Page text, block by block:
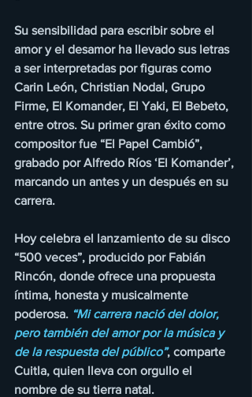
Su sensibilidad para escribir sobre el
amor y el desamor ha llevado sus letras
a ser interpretadas por figuras como
Carin León, Christian Nodal, Grupo
Firme, El Komander, El Yaki, El Bebeto,
entre otros. Su primer gran éxito como
compositor fue “El Papel Cambió”,
grabado por Alfredo Ríos ‘El Komander’,
marcando un antes y un después en su
carrera.
Hoy celebra el lanzamiento de su disco
“500 veces”, producido por Fabián
Rincón, donde ofrece una propuesta
íntima, honesta y musicalmente
poderosa. “Mi carrera nació del dolor,
pero también del amor por la música y
de la respuesta del público”, comparte
Cuitla, quien lleva con orgullo el
nombre de su tierra natal.